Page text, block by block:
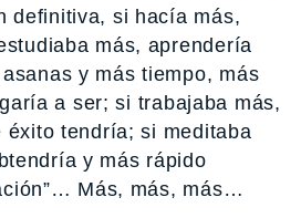
definitiva, si hacía más,
más, aprendería
y más tiempo, más
a ser; si trabajaba más,
éxito tendría; si meditaba
y más rápido
Más, más, más…